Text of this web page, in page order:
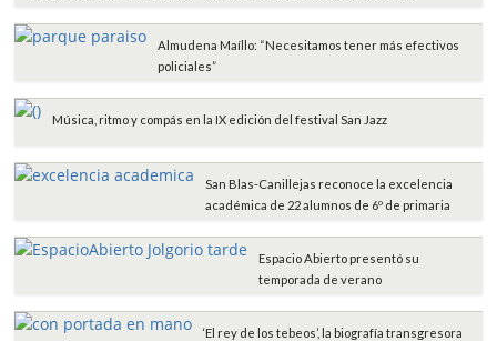
Almudena Maíllo: “Necesitamos tener más efectivos
policiales”
Música, ritmo y compás en la IX edición del festival San Jazz
San Blas-Canillejas reconoce la excelencia
académica de 22 alumnos de 6º de primaria
Espacio Abierto presentó su
temporada de verano
‘El rey de los tebeos’, la biografía transgresora